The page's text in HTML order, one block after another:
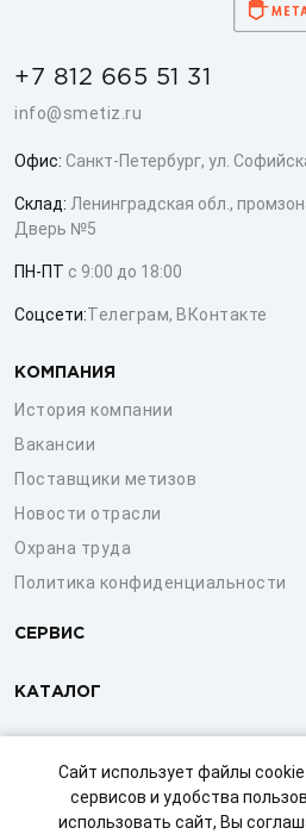
Сайт использует файлы
сервисов и удобства
использовать сайт, Вы
+7 812 665 51 31
info@smetiz.ru
Офис: Санкт-Петербург, ул.
Склад: Ленинградская обл.,
Дверь №5
ПН-ПТ с 9:00 до 18:00
Соцсети:Телеграм, ВКонтакте
КОМПАНИЯ
История компании
Вакансии
Поставщики метизов
Новости отрасли
Охрана труда
Политика конфиденциальности
СЕРВИС
КАТАЛОГ